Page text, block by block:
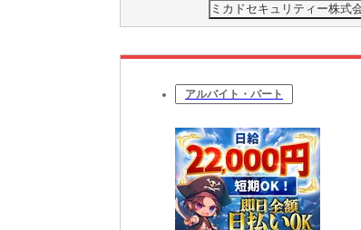
ミカドセキュリティー株式
アルバイト・パート